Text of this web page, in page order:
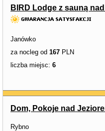
BIRD Lodge z sauną
Janówko
za nocleg od 167 PLN
liczba miejsc: 6
Dom, Pokoje nad
Rybno